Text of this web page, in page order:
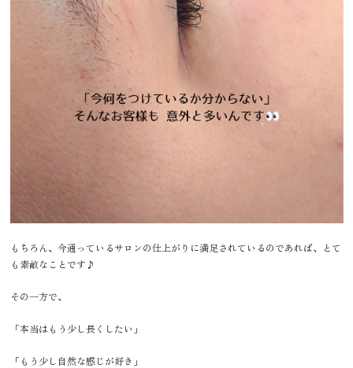
もちろん、今通っているサロンの仕上がりに満足されているのであれば、とて
も素敵なことです♪
その一方で、
「本当はもう少し長くしたい」
「もう少し自然な感じが好き」